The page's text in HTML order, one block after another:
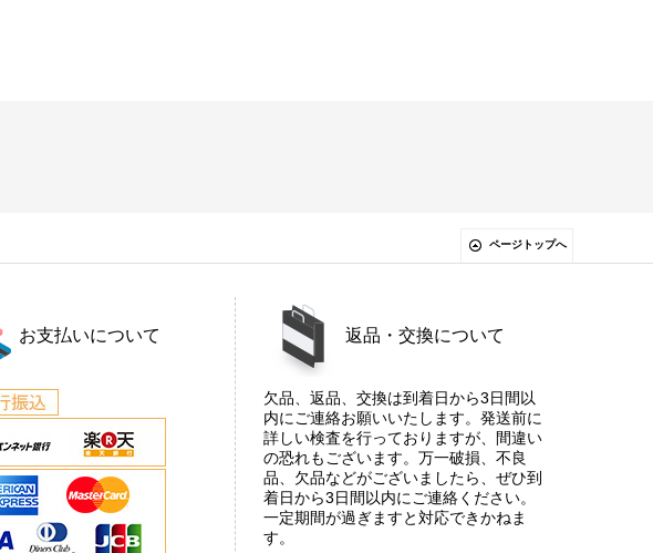
ページトップへ
お支払いについて 返品・交換について
欠品、返品、交換は到着日から3日間以
内にご連絡お願いいたします。発送前に
詳しい検査を行っておりますが、間違い
の恐れもございます。万一破損、不良
品、欠品などがございましたら、ぜひ到
着日から3日間以内にご連絡ください。
一定期間が過ぎますと対応できかねま
す。